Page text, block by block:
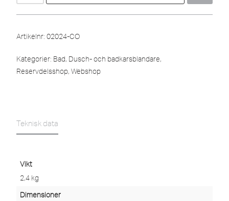
Artikelnr: 02024-CO
Kategorier: Bad, Dusch- och badkarsblandare,
Reservdelsshop, Webshop
Teknisk data
Vikt
2,4 kg
Dimensioner